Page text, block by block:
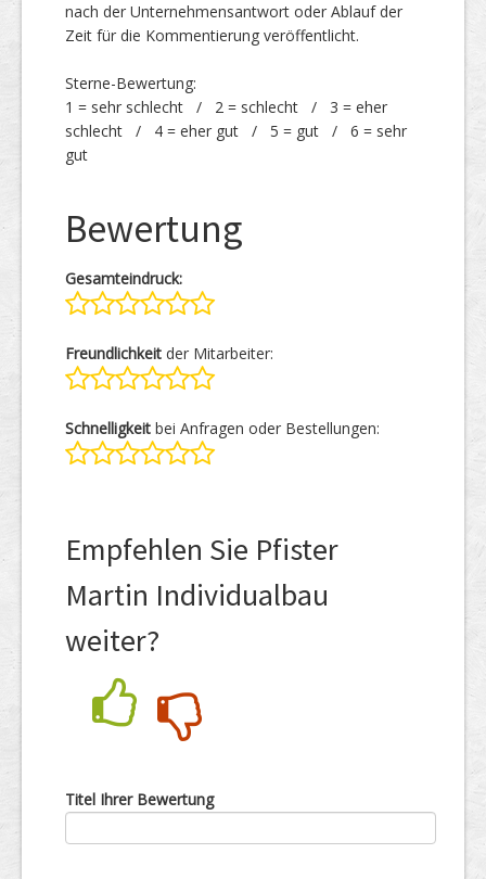
nach der Unternehmensantwort oder Ablauf der
Zeit für die Kommentierung veröffentlicht.
Sterne-Bewertung:
1 = sehr schlecht / 2 = schlecht / 3 = eher
schlecht / 4 = eher gut / 5 = gut / 6 = sehr
gut
Bewertung
Gesamteindruck:
Freundlichkeit der Mitarbeiter:
Schnelligkeit bei Anfragen oder Bestellungen:
Empfehlen Sie Pfister
Martin Individualbau
weiter?
Titel Ihrer Bewertung